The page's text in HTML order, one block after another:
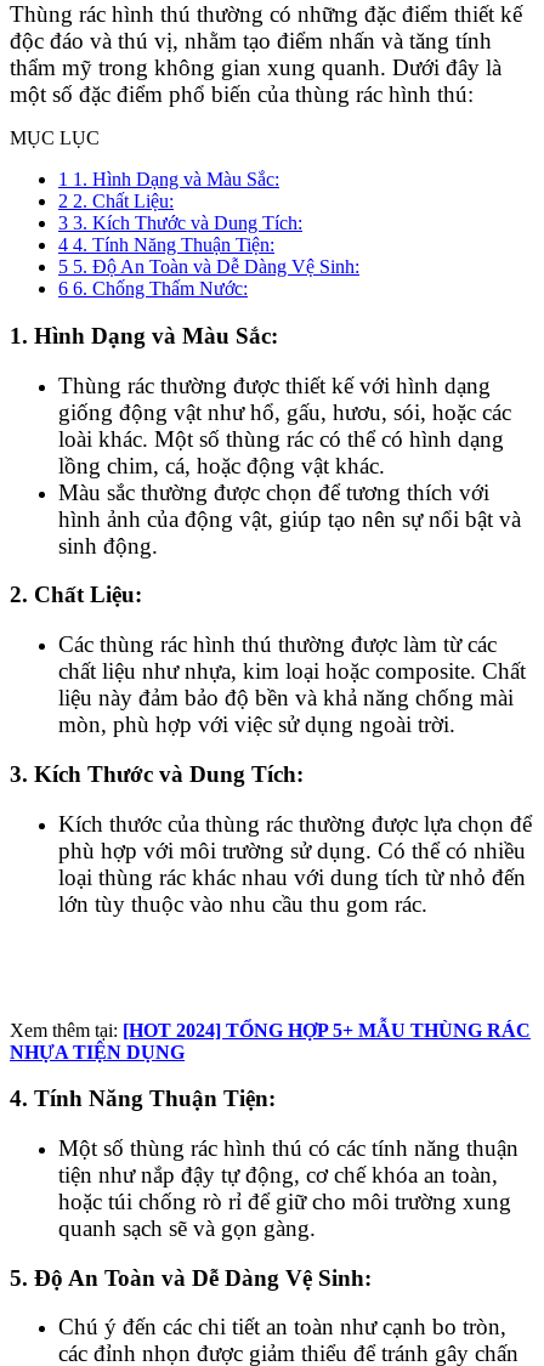
Thùng rác hình thú thường có những đặc điểm thiết kế
độc đáo và thú vị, nhằm tạo điểm nhấn và tăng tính
thẩm mỹ trong không gian xung quanh. Dưới đây là
một số đặc điểm phổ biến của thùng rác hình thú:
MỤC LỤC
1 1. Hình Dạng và Màu Sắc:
2 2. Chất Liệu:
3 3. Kích Thước và Dung Tích:
4 4. Tính Năng Thuận Tiện:
5 5. Độ An Toàn và Dễ Dàng Vệ Sinh:
6 6. Chống Thấm Nước:
1. Hình Dạng và Màu Sắc:
Thùng rác thường được thiết kế với hình dạng
giống động vật như hổ, gấu, hươu, sói, hoặc các
loài khác. Một số thùng rác có thể có hình dạng
lồng chim, cá, hoặc động vật khác.
Màu sắc thường được chọn để tương thích với
hình ảnh của động vật, giúp tạo nên sự nổi bật và
sinh động.
2. Chất Liệu:
Các thùng rác hình thú thường được làm từ các
chất liệu như nhựa, kim loại hoặc composite. Chất
liệu này đảm bảo độ bền và khả năng chống mài
mòn, phù hợp với việc sử dụng ngoài trời.
3. Kích Thước và Dung Tích:
Kích thước của thùng rác thường được lựa chọn để
phù hợp với môi trường sử dụng. Có thể có nhiều
loại thùng rác khác nhau với dung tích từ nhỏ đến
lớn tùy thuộc vào nhu cầu thu gom rác.
Xem thêm tại: [HOT 2024] TỔNG HỢP 5+ MẪU THÙNG RÁC
NHỰA TIỆN DỤNG
4. Tính Năng Thuận Tiện:
Một số thùng rác hình thú có các tính năng thuận
tiện như nắp đậy tự động, cơ chế khóa an toàn,
hoặc túi chống rò rỉ để giữ cho môi trường xung
quanh sạch sẽ và gọn gàng.
5. Độ An Toàn và Dễ Dàng Vệ Sinh:
Chú ý đến các chi tiết an toàn như cạnh bo tròn,
các đỉnh nhọn được giảm thiểu để tránh gây chấn